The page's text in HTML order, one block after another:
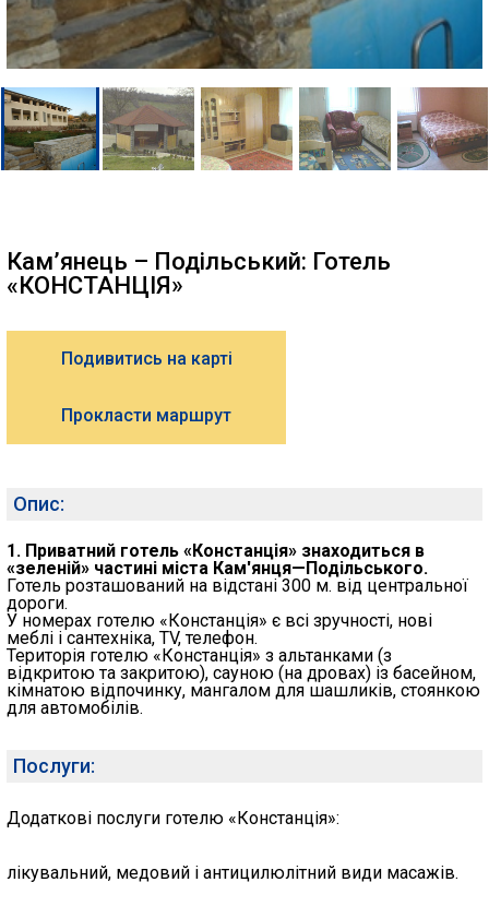
Кам’янець – Подільський: Готель
«КОНСТАНЦІЯ»
Подивитись на карті
Прокласти маршрут
Опис:
1. Приватний готель «Констанція» знаходиться в
«зеленій» частині міста Кам'янця—Подільського.
Готель розташований на відстані 300 м. від центральної
дороги.
У номерах готелю «Констанція» є всі зручності, нові
меблі і сантехніка, TV, телефон.
Територія готелю «Констанція» з альтанками (з
відкритою та закритою), сауною (на дровах) із басейном,
кімнатою відпочинку, мангалом для шашликів, стоянкою
для автомобілів.
Послуги:
Додаткові послуги готелю «Констанція»:
лікувальний, медовий і антицилюлітний види масажів.